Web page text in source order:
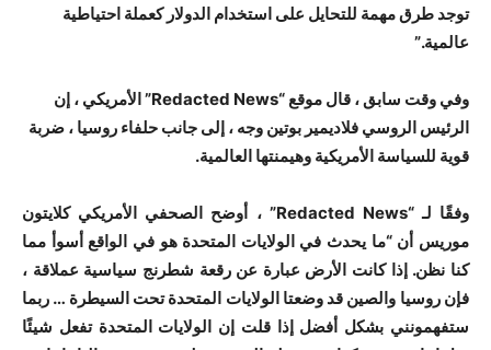
توجد طرق مهمة للتحايل على استخدام الدولار كعملة احتياطية
عالمية.”
وفي وقت سابق ، قال موقع “Redacted News” الأمريكي ، إن
الرئيس الروسي فلاديمير بوتين وجه ، إلى جانب حلفاء روسيا ، ضربة
قوية للسياسة الأمريكية وهيمنتها العالمية.
وفقًا لـ “Redacted News” ، أوضح الصحفي الأمريكي كلايتون
موريس أن “ما يحدث في الولايات المتحدة هو في الواقع أسوأ مما
كنا نظن. إذا كانت الأرض عبارة عن رقعة شطرنج سياسية عملاقة ،
فإن روسيا والصين قد وضعتا الولايات المتحدة تحت السيطرة … ربما
ستفهمونني بشكل أفضل إذا قلت إن الولايات المتحدة تفعل شيئًا